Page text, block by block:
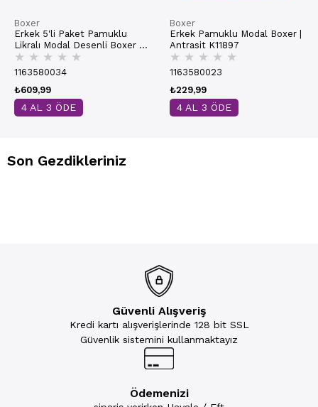
Boxer
Erkek 5'li Paket Pamuklu
Likralı Modal Desenli Boxer |
11113
★ ★ ★ ★ ★
1163580034
₺609,99
4 AL 3 ÖDE
Boxer
Erkek Pamuklu Modal Boxer |
Antrasit K11897
★ ★ ★ ★ ★
1163580023
₺229,99
4 AL 3 ÖDE
Son Gezdikleriniz
Güvenli Alışveriş
Kredi kartı alışverişlerinde 128 bit SSL
Güvenlik sistemini kullanmaktayız
Ödemenizi